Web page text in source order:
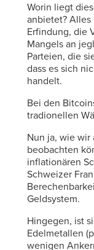
Worin liegt
anbietet? Alles
Erfindung, die
Mangels an
Parteien, die
dass es sich
handelt.
Bei den
tradionellen
Nun ja, wie wir
beobachten
inflationären
Schweizer
Geldsystem.
Hingegen, ist
Edelmetallen
wenigen